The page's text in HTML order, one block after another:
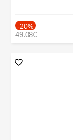
-20%
49.08€